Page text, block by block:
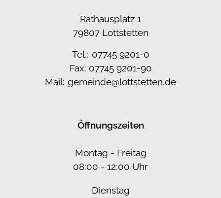
Rathausplatz 1
79807 Lottstetten
Tel.: 07745 9201-0
Fax: 07745 9201-90
Mail: gemeinde@lottstetten.de
Öffnungszeiten
Montag - Freitag
08:00 - 12:00 Uhr
Dienstag